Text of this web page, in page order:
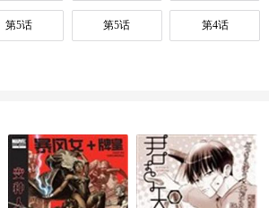
第5话 第5话 第4话